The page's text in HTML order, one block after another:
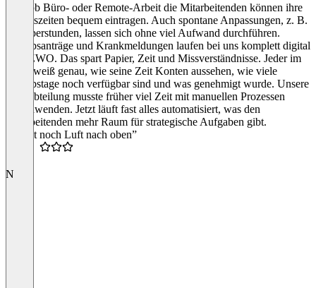
Egal ob Büro- oder Remote-Arbeit die Mitarbeitenden können ihre
Arbeitszeiten bequem eintragen. Auch spontane Anpassungen, z. B.
bei Überstunden, lassen sich ohne viel Aufwand durchführen.
Urlaubsanträge und Krankmeldungen laufen bei uns komplett digital
über ZWO. Das spart Papier, Zeit und Missverständnisse. Jeder im
Team weiß genau, wie seine Zeit Konten aussehen, wie viele
Urlaubstage noch verfügbar sind und was genehmigt wurde. Unsere
HR-Abteilung musste früher viel Zeit mit manuellen Prozessen
verschwenden. Jetzt läuft fast alles automatisiert, was den
Mitarbeitenden mehr Raum für strategische Aufgaben gibt.
“Da ist noch Luft nach oben”
N